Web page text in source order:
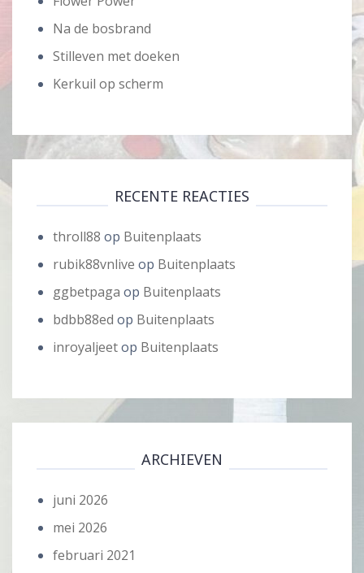
Na de bosbrand
Stilleven met doeken
Kerkuil op scherm
RECENTE REACTIES
throll88 op Buitenplaats
rubik88vnlive op Buitenplaats
ggbetpaga op Buitenplaats
bdbb88ed op Buitenplaats
inroyaljeetop Buitenplaats
ARCHIEVEN
juni 2026
mei 2026
februari 2021